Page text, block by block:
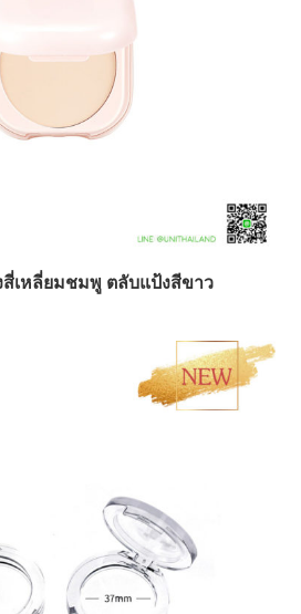
สี่เหลี่ยมชมพู ตลับแป้งสีขาว